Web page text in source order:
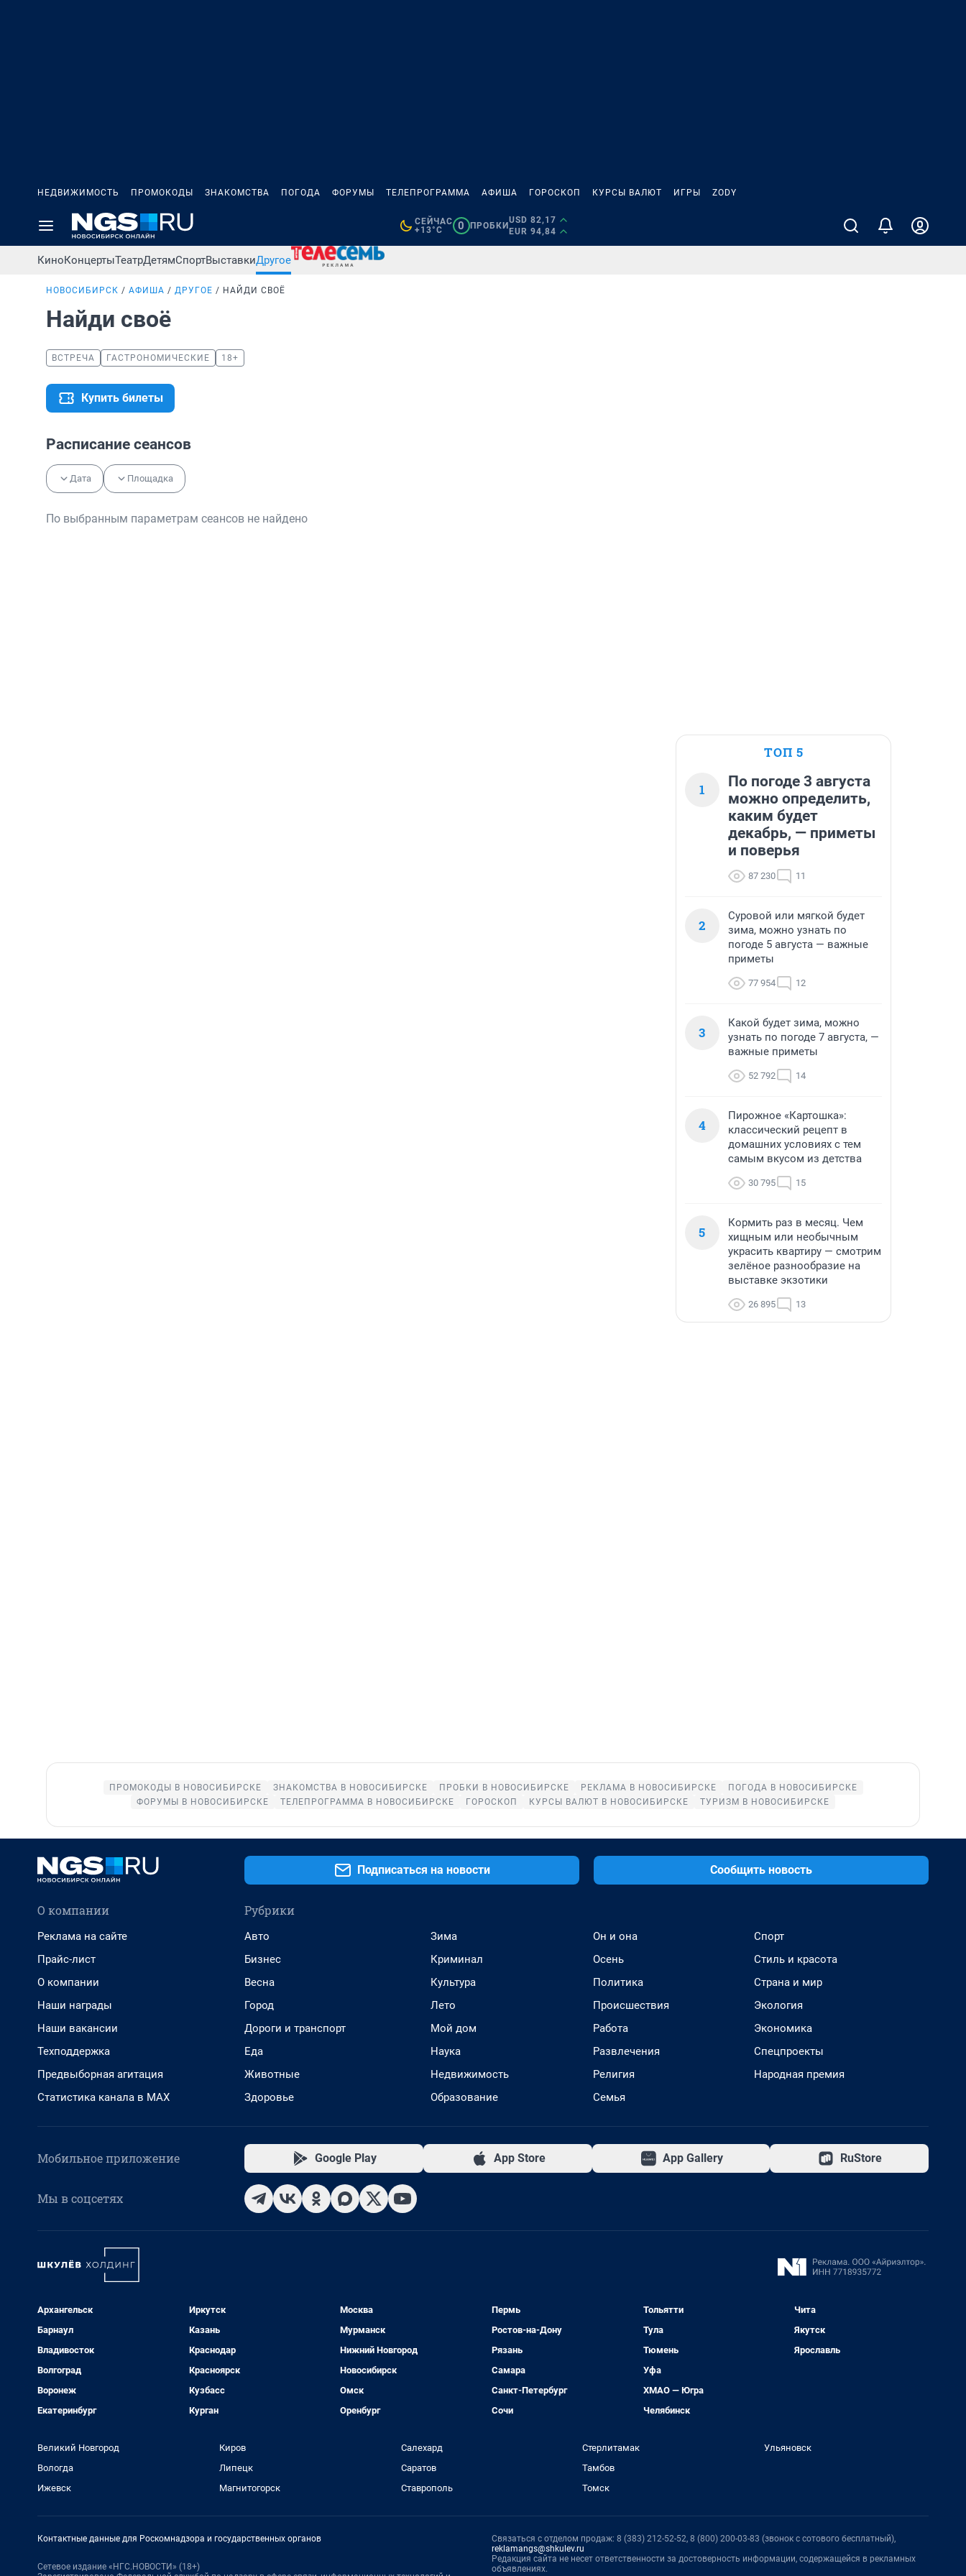
НЕДВИЖИМОСТЬ ПРОМОКОДЫ ЗНАКОМСТВА ПОГОДА ФОРУМЫ ТЕЛЕПРОГРАММА АФИША ГОРОСКОП КУРСЫ ВАЛЮТ ИГРЫ ZODY
СЕЙЧАС
+13°C
0 ПРОБКИ
USD 82,17
EUR 94,84
КиноКонцертыТеатрДетямСпортВыставкиДругое
НОВОСИБИРСК АФИША ДРУГОЕ НАЙДИ СВОЁ
Найди своё
ВСТРЕЧА ГАСТРОНОМИЧЕСКИЕ 18+
Купить билеты
Расписание сеансов
Дата Площадка
По выбранным параметрам сеансов не найдено
ТОП 5
1
По погоде 3 августа
можно определить,
каким будет
декабрь, — приметы
и поверья
87 230 11
2
Суровой или мягкой будет
зима, можно узнать по
погоде 5 августа — важные
приметы
77 954 12
3
Какой будет зима, можно
узнать по погоде 7 августа, —
важные приметы
52 792 14
4
Пирожное «Картошка»:
классический рецепт в
домашних условиях с тем
самым вкусом из детства
30 795 15
5
Кормить раз в месяц. Чем
хищным или необычным
украсить квартиру — смотрим
зелёное разнообразие на
выставке экзотики
26 895 13
ПРОМОКОДЫ В НОВОСИБИРСКЕ ЗНАКОМСТВА В НОВОСИБИРСКЕ ПРОБКИ В НОВОСИБИРСКЕ РЕКЛАМА В НОВОСИБИРСКЕ
ПОГОДА В НОВОСИБИРСКЕ
ФОРУМЫ В НОВОСИБИРСКЕ
ТЕЛЕПРОГРАММА В НОВОСИБИРСКЕ ГОРОСКОП КУРСЫ ВАЛЮТ В НОВОСИБИРСКЕ ТУРИЗМ В НОВОСИБИРСКЕ
Подписаться на новости Сообщить новость
О компании
Реклама на сайте
Прайс-лист
О компании
Наши награды
Наши вакансии
Техподдержка
Предвыборная агитация
Статистика канала в MAX
Рубрики
Авто
Бизнес
Весна
Город
Дороги и транспорт
Еда
Животные
Здоровье
Зима
Криминал
Культура
Лето
Мой дом
Наука
Недвижимость
Образование
Он и она
Осень
Политика
Происшествия
Работа
Развлечения
Религия
Семья
Спорт
Стиль и красота
Страна и мир
Экология
Экономика
Спецпроекты
Народная премия
Мобильное приложение Google Play App Store App Gallery RuStore
Мы в соцсетях
Архангельск
Барнаул
Владивосток
Волгоград
Воронеж
Екатеринбург
Иркутск
Казань
Краснодар
Красноярск
Кузбасс
Курган
Москва
Мурманск
Нижний Новгород
Новосибирск
Омск
Оренбург
Пермь
Ростов-на-Дону
Рязань
Самара
Санкт-Петербург
Сочи
Тольятти
Тула
Тюмень
Уфа
ХМАО — Югра
Челябинск
Чита
Якутск
Ярославль
Великий Новгород
Вологда
Ижевск
Киров
Липецк
Магнитогорск
Салехард
Саратов
Ставрополь
Стерлитамак
Тамбов
Томск
Ульяновск
Контактные данные для Роскомнадзора и государственных органов
Сетевое издание «НГС.НОВОСТИ» (18+)
Связаться с отделом продаж: 8 (383) 212-52-52, 8 (800) 200-03-83 (звонок с сотового бесплатный),
reklamangs@shkulev.ru
Редакция сайта не несет ответственности за достоверность информации, содержащейся в рекламных
объявлениях.